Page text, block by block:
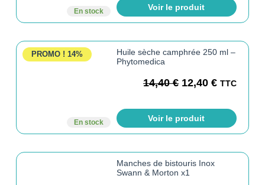
En stock Voir le produit
PROMO ! 14%
En stock
Huile sèche camphrée 250 ml –
Phytomedica
14,40€ 12,40€ TTC
Voir le produit
Manches de bistouris Inox
Swann & Morton x1